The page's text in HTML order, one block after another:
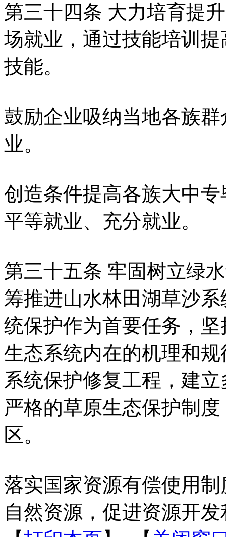
第三十四条 大力培育提
场就业，通过技能培训
技能。
鼓励企业吸纳当地各族
业。
创造条件提高各族大中
平等就业、充分就业。
第三十五条 牢固树立绿
筹推进山水林田湖草沙
统保护作为首要任务，
生态系统内在的机理和
系统保护修复工程，建
严格的草原生态保护制
区。
落实国家资源有偿使用
自然资源，促进资源开